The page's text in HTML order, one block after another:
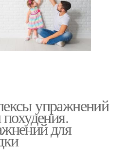
упражнений
для